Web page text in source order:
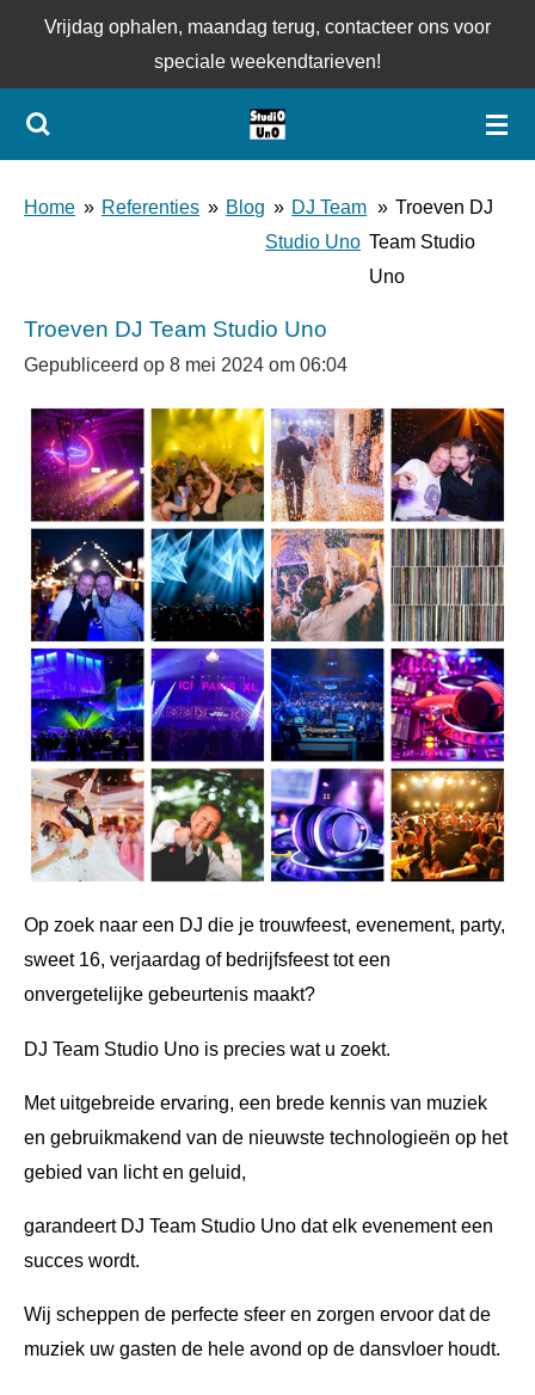
de
hoofdinhoud
Vrijdag ophalen, maandag terug, contacteer ons voor
speciale weekendtarieven!
Home » Referenties » Blog » DJ Team
Studio Uno
» Troeven DJ
Team Studio
Uno
Troeven DJ Team Studio Uno
Gepubliceerd op 8 mei 2024 om 06:04
Op zoek naar een DJ die je trouwfeest, evenement, party,
sweet 16, verjaardag of bedrijfsfeest tot een
onvergetelijke gebeurtenis maakt?
DJ Team Studio Uno is precies wat u zoekt.
Met uitgebreide ervaring, een brede kennis van muziek
en gebruikmakend van de nieuwste technologieën op het
gebied van licht en geluid,
garandeert DJ Team Studio Uno dat elk evenement een
succes wordt.
Wij scheppen de perfecte sfeer en zorgen ervoor dat de
muziek uw gasten de hele avond op de dansvloer houdt.